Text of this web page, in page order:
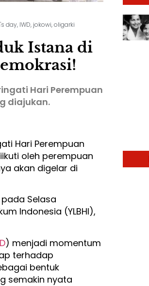
day, IWD, jokowi,oligarki
Istana di
Hari Perempuan
diajukan.
Hari Perempuan
oleh perempuan
akan digelar di
Selasa
Indonesia (YLBHI),
) menjadi momentum
terhadap
bentuk
semakin nyata